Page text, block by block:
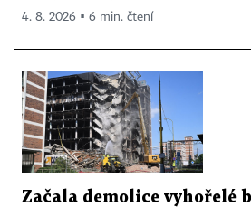
4. 8. 2026 ▪ 6 min. čtení
Začala demolice vyhořelé